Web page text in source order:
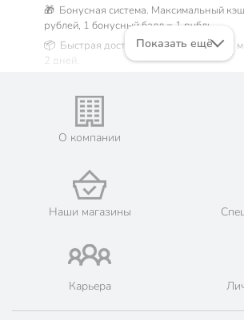
🎁 Бонусная система. Максимальный
рублей, 1 бонусный балл = 1 рубль.
📦 Быстрая доставка. Самовывоз от 60
2 дней.
Жители Ростовской области могут
его онлайн на официальном сайте сети
Мы предлагаем бесплатную курьерскую
«химия для бассейна» при заказе от 3000
Белая Калитва.
💳 Оплата: онлайн на сайте интернет-
наличными при получении.
📜 Только оригинальная продукция.
Порядок - официальный представитель
марок.
Показать ещё
О компании
Наши магазины
Карьера